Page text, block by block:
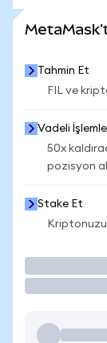
Tahmin Et
FIL ve
Vadeli
50x
pozisyon
Stake Et